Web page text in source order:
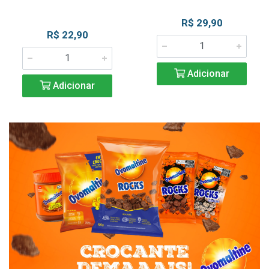
R$ 22,90
Adicionar
R$ 29,90
Adicionar